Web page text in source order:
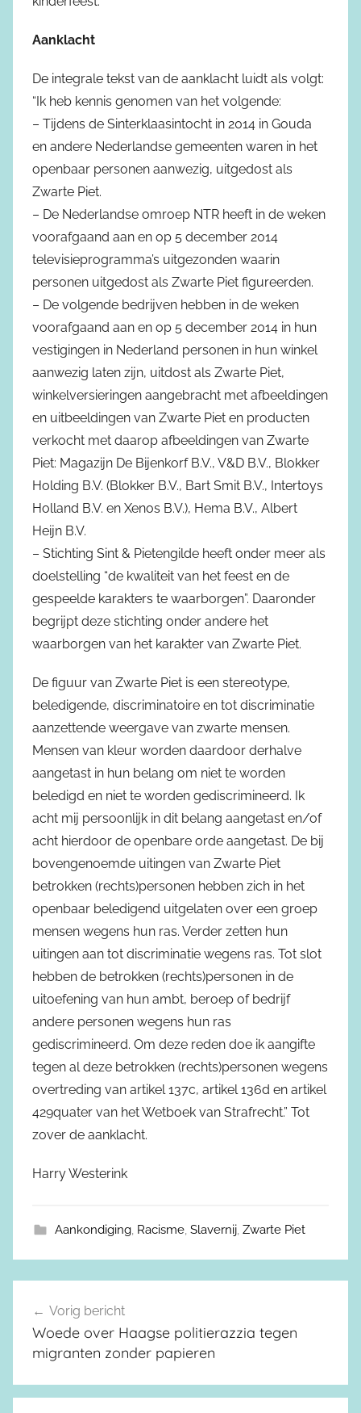
Aanklacht
De integrale tekst van de aanklacht luidt als volgt:
“Ik heb kennis genomen van het volgende:
– Tijdens de Sinterklaasintocht in 2014 in Gouda
en andere Nederlandse gemeenten waren in het
openbaar personen aanwezig, uitgedost als
Zwarte Piet.
– De Nederlandse omroep NTR heeft in de weken
voorafgaand aan en op 5 december 2014
televisieprogramma’s uitgezonden waarin
personen uitgedost als Zwarte Piet figureerden.
– De volgende bedrijven hebben in de weken
voorafgaand aan en op 5 december 2014 in hun
vestigingen in Nederland personen in hun winkel
aanwezig laten zijn, uitdost als Zwarte Piet,
winkelversieringen aangebracht met afbeeldingen
en uitbeeldingen van Zwarte Piet en producten
verkocht met daarop afbeeldingen van Zwarte
Piet: Magazijn De Bijenkorf B.V., V&D B.V., Blokker
Holding B.V. (Blokker B.V., Bart Smit B.V., Intertoys
Holland B.V. en Xenos B.V.), Hema B.V., Albert
Heijn B.V.
– Stichting Sint & Pietengilde heeft onder meer als
doelstelling “de kwaliteit van het feest en de
gespeelde karakters te waarborgen”. Daaronder
begrijpt deze stichting onder andere het
waarborgen van het karakter van Zwarte Piet.
De figuur van Zwarte Piet is een stereotype,
beledigende, discriminatoire en tot discriminatie
aanzettende weergave van zwarte mensen.
Mensen van kleur worden daardoor derhalve
aangetast in hun belang om niet te worden
beledigd en niet te worden gediscrimineerd. Ik
acht mij persoonlijk in dit belang aangetast en/of
acht hierdoor de openbare orde aangetast. De bij
bovengenoemde uitingen van Zwarte Piet
betrokken (rechts)personen hebben zich in het
openbaar beledigend uitgelaten over een groep
mensen wegens hun ras. Verder zetten hun
uitingen aan tot discriminatie wegens ras. Tot slot
hebben de betrokken (rechts)personen in de
uitoefening van hun ambt, beroep of bedrijf
andere personen wegens hun ras
gediscrimineerd. Om deze reden doe ik aangifte
tegen al deze betrokken (rechts)personen wegens
overtreding van artikel 137c, artikel 136d en artikel
429quater van het Wetboek van Strafrecht.” Tot
zover de aanklacht.
Harry Westerink
Aankondiging, Racisme, Slavernij, Zwarte Piet
Berichtnavigatie
Vorig bericht
Woede over Haagse politierazzia tegen
migranten zonder papieren